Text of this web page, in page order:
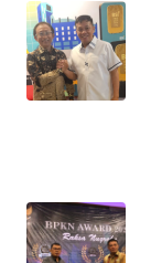
CIANJUR
WN
KEPULAUAN
TANGERANG